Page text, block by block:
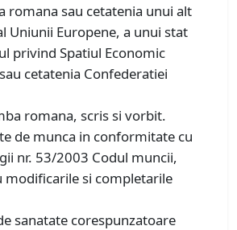
romana sau cetatenia unui alt
Uniunii Europene, a unui stat
privind Spatiul Economic
cetatenia Confederatiei
romana, scris si vorbit.
de munca in conformitate cu
nr. 53/2003 Codul muncii,
modificarile si completarile
sanatate corespunzatoare